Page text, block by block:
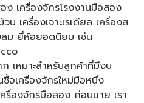
ง เครื่องจักรโรงงานมือสอง
น เครื่องเจาะเรเดียล เครื่องส
ม ยี่ห้อยอดนิยม เช่น
เหมาะสำหรับลูกค้าที่มีงบ
อเครื่องจักรใหม่มือหนึ่ง
รื่องจักรมือสอง ก่อนขาย เรา